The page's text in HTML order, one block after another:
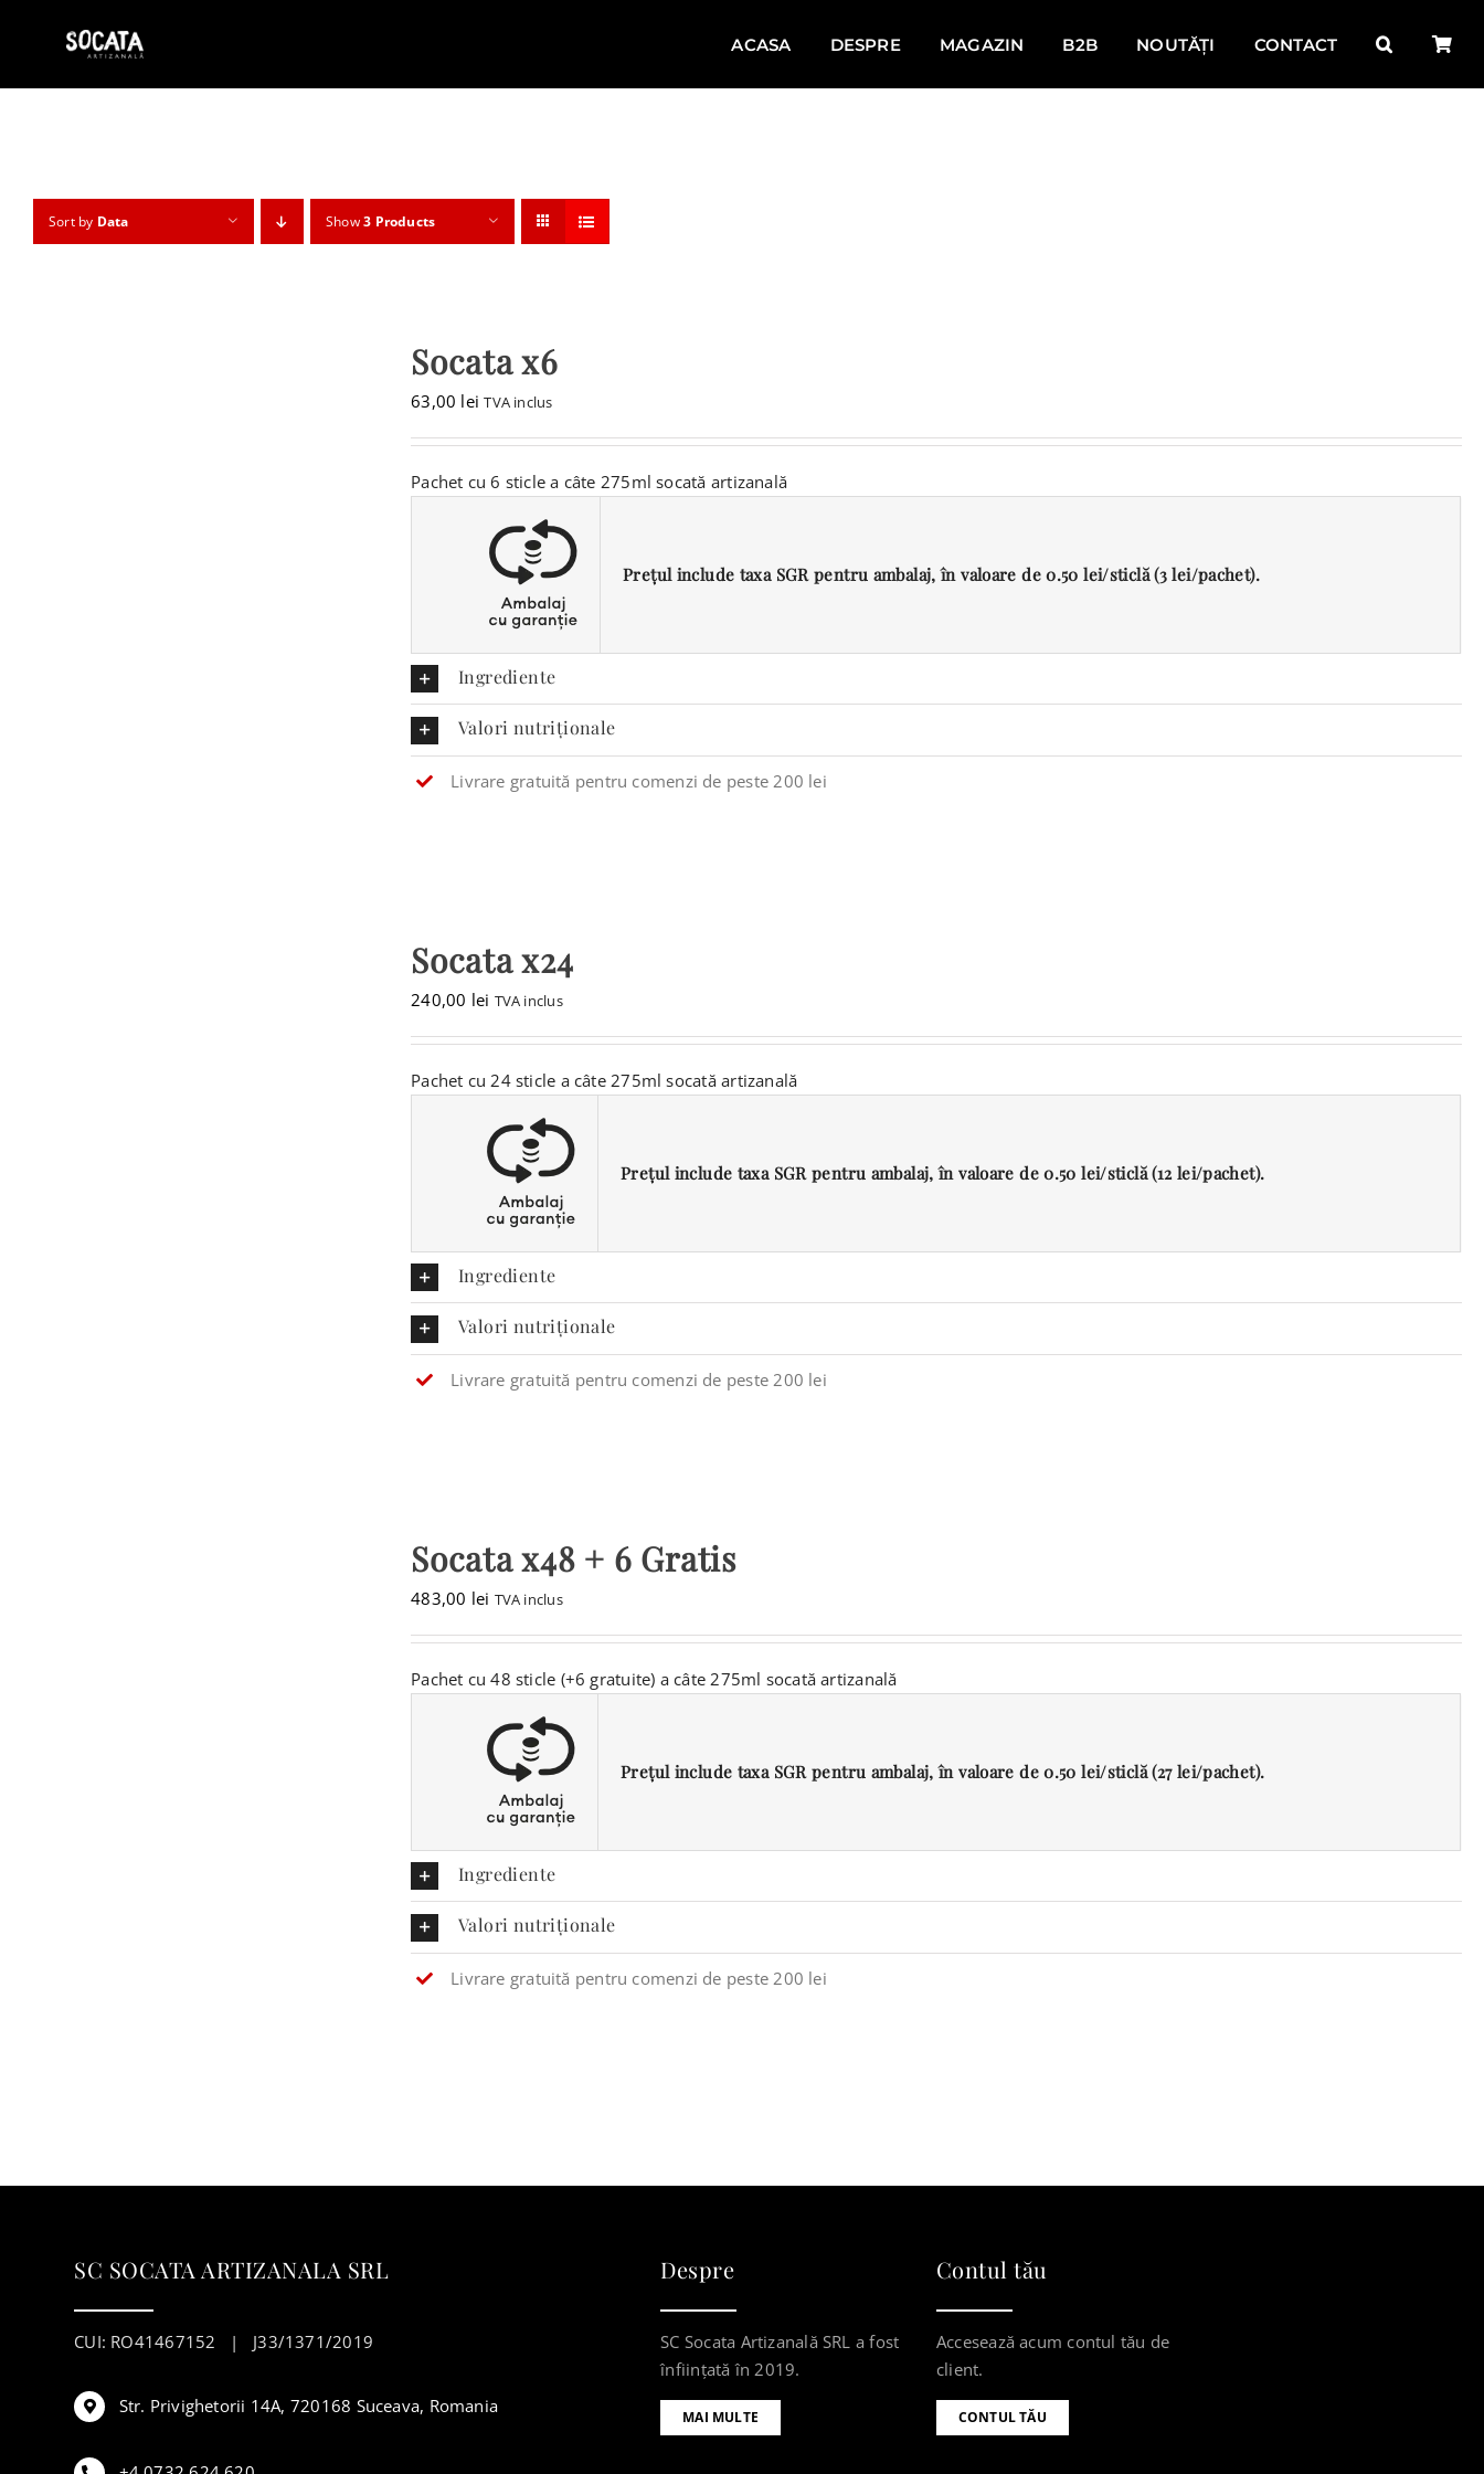
ACASA DESPRE MAGAZIN B2B NOUTĂȚI CONTACT
Sort by Data Show3 Products
Socata x6
63,00 lei TVA inclus
Pachet cu 6 sticle a câte 275ml socată artizanală
Prețul include taxa SGR pentru ambalaj, în valoare de 0.50 lei/sticlă (3 lei/pachet).
Ingrediente
Valori nutriționale
Livrare gratuită pentru comenzi de peste 200 lei
Socata x24
240,00 lei TVA inclus
Pachet cu 24 sticle a câte 275ml socată artizanală
Prețul include taxa SGR pentru ambalaj, în valoare de 0.50 lei/sticlă (12 lei/pachet).
Ingrediente
Valori nutriționale
Livrare gratuită pentru comenzi de peste 200 lei
Socata x48 + 6 Gratis
483,00 lei TVA inclus
Pachet cu 48 sticle (+6 gratuite) a câte 275ml socată artizanală
Prețul include taxa SGR pentru ambalaj, în valoare de 0.50 lei/sticlă (27 lei/pachet).
Ingrediente
Valori nutriționale
Livrare gratuită pentru comenzi de peste 200 lei
SC SOCATA ARTIZANALA SRL
CUI: RO41467152 | J33/1371/2019
Str. Privighetorii 14A, 720168 Suceava, Romania
Despre
SC Socata Artizanală SRL a fost
înființată în 2019.
MAI MULTE
Contul tău
Accesează acum contul tău de
client.
CONTUL TĂU